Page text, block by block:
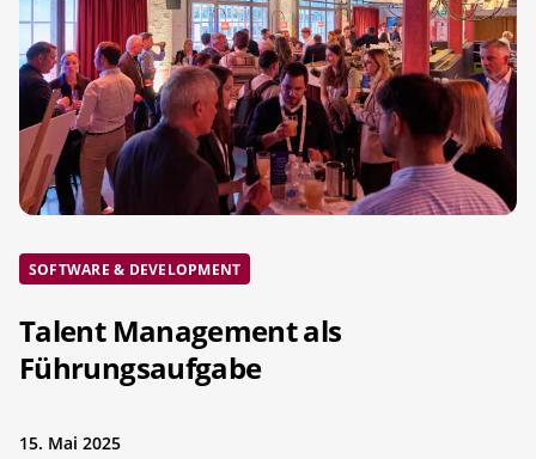
SOFTWARE & DEVELOPMENT
Talent Management als
Führungsaufgabe
15. Mai 2025